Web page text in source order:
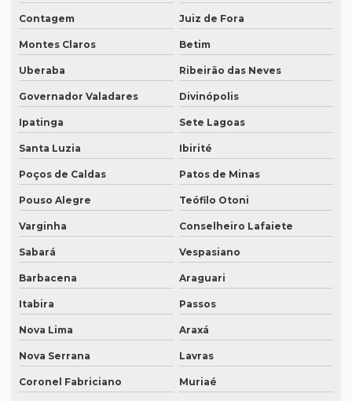
Contagem Juiz de Fora
Montes Claros Betim
Uberaba Ribeirão das Neves
Governador Valadares Divinópolis
Ipatinga Sete Lagoas
Santa Luzia Ibirité
Poços de Caldas Patos de Minas
Pouso Alegre Teófilo Otoni
Varginha Conselheiro Lafaiete
Sabará Vespasiano
Barbacena Araguari
Itabira Passos
Nova Lima Araxá
Nova Serrana Lavras
Coronel Fabriciano Muriaé